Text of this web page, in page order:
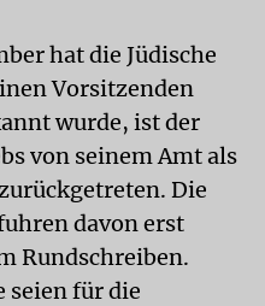
hat die Jüdische
Vorsitzenden
wurde, ist der
von seinem Amt als
Die
davon erst
Rundschreiben.
seien für die